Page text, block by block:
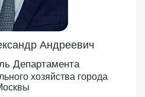
Андреевич
Департамента
хозяйства города